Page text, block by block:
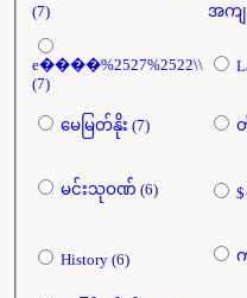
(7)
e����%2527%2522\\
(7)
မေမြတ်နိုး (7)
မင်းသုဝဏ် (6)
History (6)